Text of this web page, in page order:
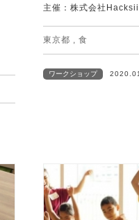
主催：株式会社
東京都 , 食
ワークショップ